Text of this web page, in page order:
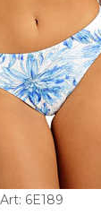
Art: 6E189